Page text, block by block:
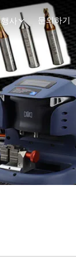
행사 문의하기